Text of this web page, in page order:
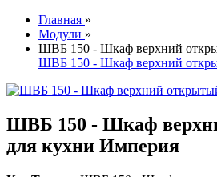
Главная »
Модули »
ШВБ 150 - Шкаф верхний
ШВБ 150 - Шкаф верхний
ШВБ 150 - Шкаф
для кухни Империя